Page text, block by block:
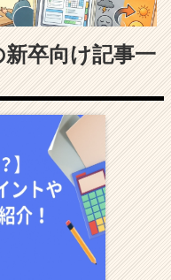
卒向け記事一